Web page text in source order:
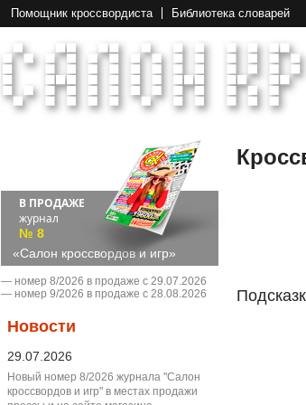
Помощник кроссвордиста Библиотека словарей
В ПРОДАЖЕ
журнал
№ 8
«Салон кроссвордов и игр»
― номер 8/2026 в продаже с 29.07.2026
― номер 9/2026 в продаже с 28.08.2026
Новости
29.07.2026
Новый номер 8/2026 журнала "Салон
кроссвордов и игр" в местах продажи